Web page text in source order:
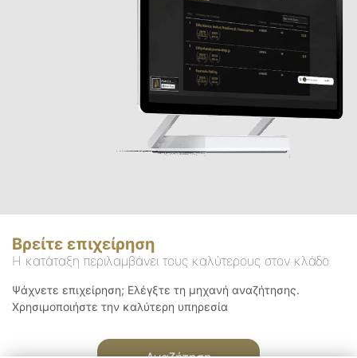
Βρείτε επιχείρηση
Η κατάταξη περιλαμβάνει τους καλύτερους στον κλάδο
Ψάχνετε επιχείρηση; Ελέγξτε τη μηχανή αναζήτησης.
Χρησιμοποιήστε την καλύτερη υπηρεσία